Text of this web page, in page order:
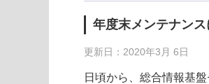
年度末メンテナン
更新日：2020年3月 6日
日頃から、総合情報基